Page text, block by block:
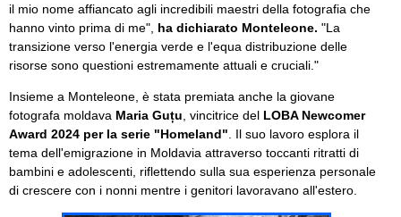
il mio nome affiancato agli incredibili maestri della fotografia che
hanno vinto prima di me", ha dichiarato Monteleone. "La
transizione verso l'energia verde e l'equa distribuzione delle
risorse sono questioni estremamente attuali e cruciali."
Insieme a Monteleone, è stata premiata anche la giovane
fotografa moldava Maria Guțu , vincitrice del LOBA Newcomer
Award 2024 per la serie "Homeland" . Il suo lavoro esplora il
tema dell'emigrazione in Moldavia attraverso toccanti ritratti di
bambini e adolescenti, riflettendo sulla sua esperienza personale
di crescere con i nonni mentre i genitori lavoravano all'estero.